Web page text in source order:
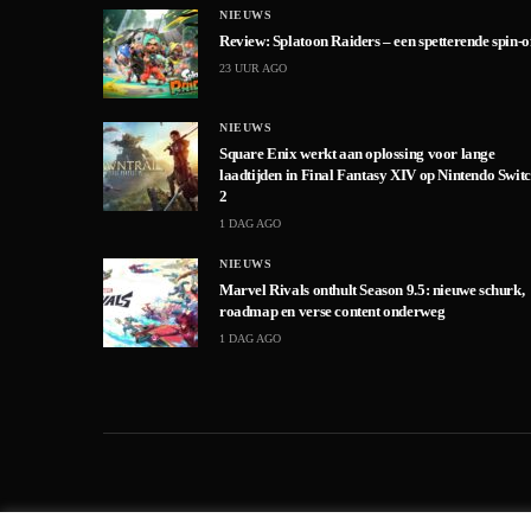
NIEUWS
Review: Splatoon Raiders – een spetterende spin-
23 UUR AGO
NIEUWS
Square Enix werkt aan oplossing voor lange
laadtijden in Final Fantasy XIV op Nintendo
2
1 DAG AGO
NIEUWS
Marvel Rivals onthult Season 9.5: nieuwe schurk,
roadmap en verse content onderweg
1 DAG AGO